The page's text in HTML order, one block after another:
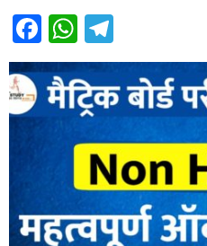
Facebook
WhatsApp